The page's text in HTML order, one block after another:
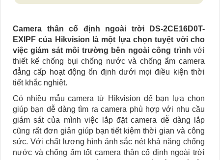
Camera thân cố định ngoài trời DS-2CE16D0T-
EXIPF của Hikvision là một lựa chọn tuyệt vời cho
việc giám sát môi trường bên ngoài công trình với
thiết kế chống bụi chống nước và chống ẩm camera
đẳng cấp hoạt động ổn định dưới mọi điều kiện thời
tiết khắc nghiệt.
Có nhiều mẫu camera từ Hikvision để bạn lựa chọn
giúp bạn dễ dàng tìm ra camera phù hợp với nhu cầu
giám sát của mình việc lắp đặt camera dễ dàng lắp
cũng rất đơn giản giúp bạn tiết kiệm thời gian và công
sức. Với chất lượng hình ảnh sắc nét khả năng chống
nước và chống ẩm tốt camera thân cố định ngoài trời